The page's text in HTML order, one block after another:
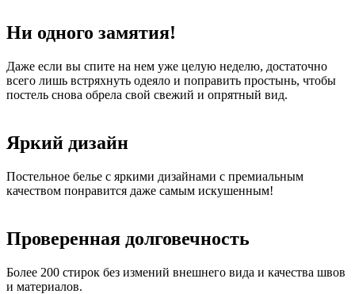
Ни одного замятия!
Даже если вы спите на нем уже целую неделю, достаточно
всего лишь встряхнуть одеяло и поправить простынь, чтобы
постель снова обрела свой свежий и опрятный вид.
Яркий дизайн
Постельное белье с яркими дизайнами с премиальным
качеством понравится даже самым искушенным!
Проверенная долговечность
Более 200 стирок без измений внешнего вида и качества швов
и материалов.